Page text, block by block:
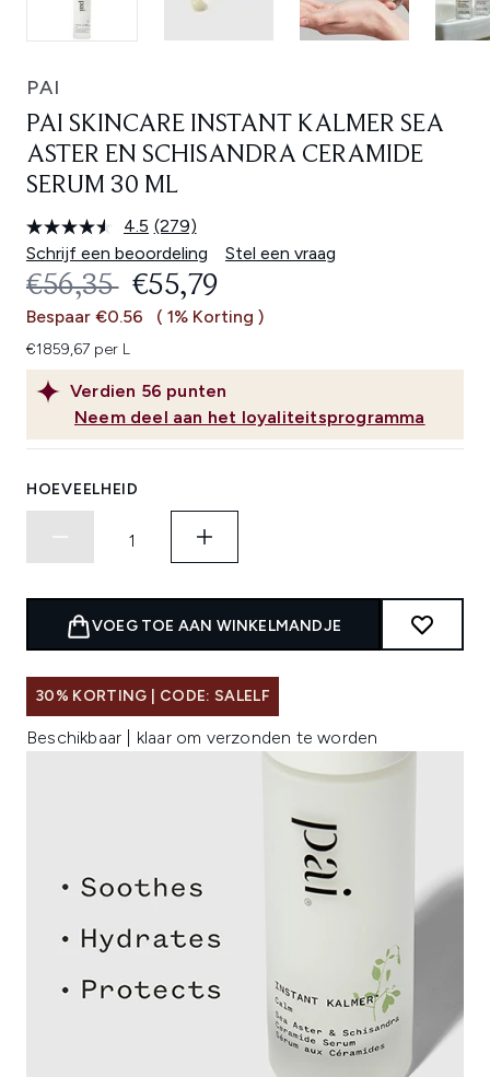
PAI
PAI SKINCARE INSTANT KALMER SEA
ASTER EN SCHISANDRA CERAMIDE
SERUM 30 ML
4.5 Lees
279
beoordelingen.
Dezelfde
paginalink.
(279)
Schrijf een beoordeling
Stel een vraag
Verdien 56 punten
Neem deel aan het loyaliteitsprogramma
RECOMMENDED RETAIL PRICE:
€56,35 HUIDIGE PRIJS:
€55,79
Bespaar €0.56 ( 1% Korting )
€1859,67 per L
HOEVEELHEID
VOEG TOE AAN WINKELMANDJE
30% KORTING | CODE: SALELF
Beschikbaar | klaar om verzonden te worden